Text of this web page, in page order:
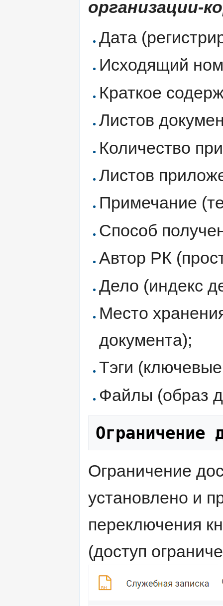
организации-
Дата
Исходящий
Краткое
Листов
Количество
Листов
Примечание
Способ
Автор РК
Дело (индекс
Место
документа);
Тэги
Файлы (образ
Ограничение
Ограничение
установлено и
переключения
(доступ